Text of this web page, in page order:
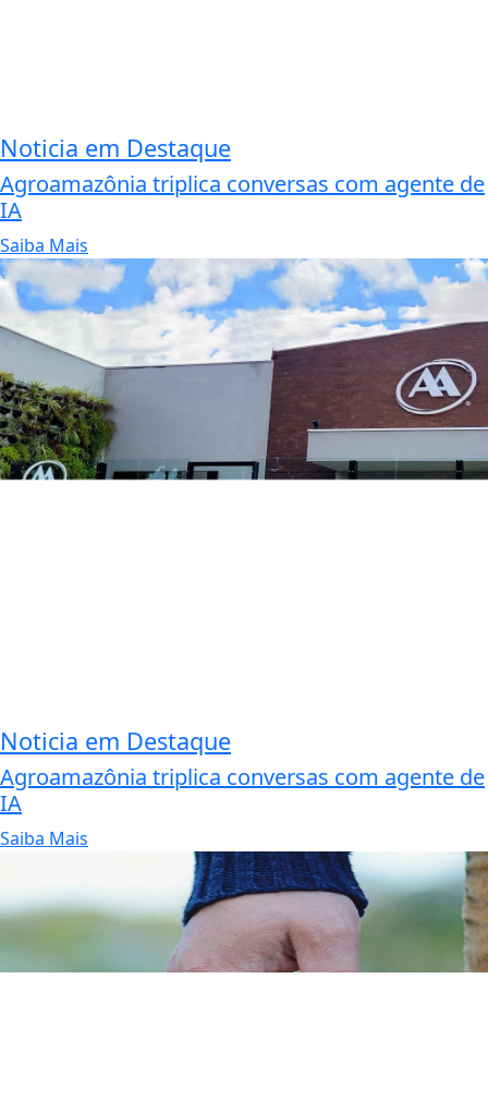
Noticia em Destaque
Agroamazônia triplica conversas com agente de
IA
Saiba Mais
Noticia em Destaque
Agroamazônia triplica conversas com agente de
IA
Saiba Mais